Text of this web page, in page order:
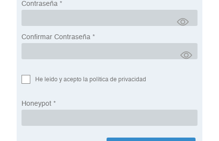
Contraseña *
Confirmar Contraseña *
He leído y acepto la política de privacidad
Honeypot *